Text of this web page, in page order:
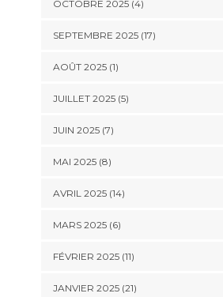
OCTOBRE 2025 (4)
SEPTEMBRE 2025 (17)
AOÛT 2025 (1)
JUILLET 2025 (5)
JUIN 2025 (7)
MAI 2025 (8)
AVRIL 2025 (14)
MARS 2025 (6)
FÉVRIER 2025 (11)
JANVIER 2025 (21)